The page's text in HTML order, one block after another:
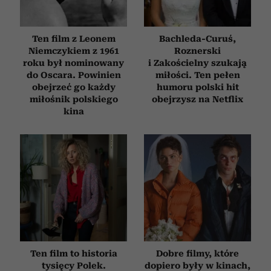
Ten film z Leonem
Niemczykiem z 1961
roku był nominowany
do Oscara. Powinien
obejrzeć go każdy
miłośnik polskiego
kina
Bachleda-Curuś,
Roznerski
i Zakościelny szukają
miłości. Ten pełen
humoru polski hit
obejrzysz na Netflix
Ten film to historia
tysięcy Polek.
Dobre filmy, które
dopiero były w kinach,